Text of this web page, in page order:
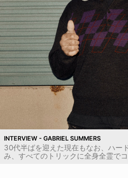
INTERVIEW - GABRIEL SUMMERS
30代半ばを迎えた現在もなお、ハー
み、すべてのトリックに全身全霊で